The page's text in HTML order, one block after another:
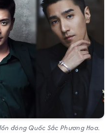
đóng Quốc Sắc Phương Hoa.